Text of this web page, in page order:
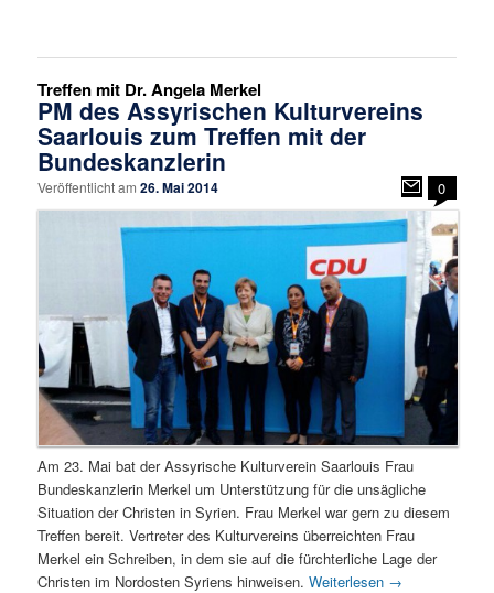
Treffen mit Dr. Angela Merkel
PM des Assyrischen Kulturvereins
Saarlouis zum Treffen mit der
Bundeskanzlerin
Veröffentlicht am26. Mai 2014 0
Am 23. Mai bat der Assyrische Kulturverein Saarlouis Frau
Bundeskanzlerin Merkel um Unterstützung für die unsägliche
Situation der Christen in Syrien. Frau Merkel war gern zu diesem
Treffen bereit. Vertreter des Kulturvereins überreichten Frau
Merkel ein Schreiben, in dem sie auf die fürchterliche Lage der
Christen im Nordosten Syriens hinweisen.Weiterlesen →